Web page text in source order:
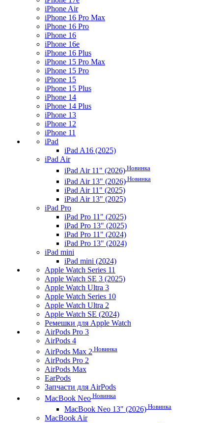
iPhone Air
iPhone 16 Pro Max
iPhone 16 Pro
iPhone 16
iPhone 16e
iPhone 16 Plus
iPhone 15 Pro Max
iPhone 15 Pro
iPhone 15
iPhone 15 Plus
iPhone 14
iPhone 14 Plus
iPhone 13
iPhone 12
iPhone 11
iPad
iPad A16 (2025)
iPad Air
iPad Air 11" (2026) Новинка
iPad Air 13" (2026) Новинка
iPad Air 11" (2025)
iPad Air 13" (2025)
iPad Pro
iPad Pro 11" (2025)
iPad Pro 13" (2025)
iPad Pro 11" (2024)
iPad Pro 13" (2024)
iPad mini
iPad mini (2024)
Apple Watch Series 11
Apple Watch SE 3 (2025)
Apple Watch Ultra 3
Apple Watch Series 10
Apple Watch Ultra 2
Apple Watch SE (2024)
Ремешки для Apple Watch
AirPods Pro 3
AirPods 4
AirPods Max 2 Новинка
AirPods Pro 2
AirPods Max
EarPods
Запчасти для AirPods
MacBook Neo Новинка
MacBook Neo 13" (2026) Новинка
MacBook Air